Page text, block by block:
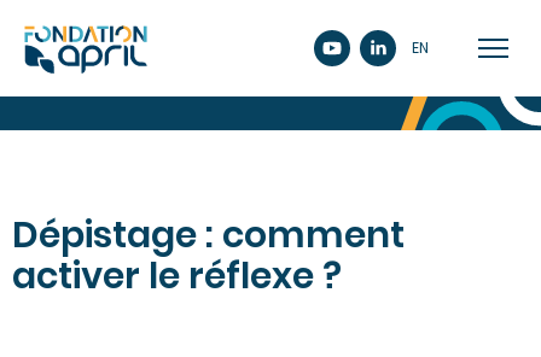
EN
Dépistage : comment
activer le réflexe ?